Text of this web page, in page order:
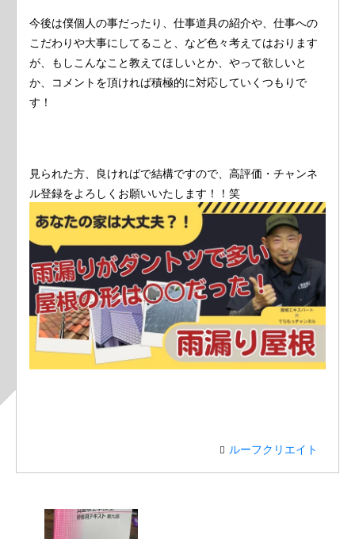
今後は僕個人の事だったり、仕事道具の紹介や、仕事への
こだわりや大事にしてること、など色々考えてはおります
が、もしこんなこと教えてほしいとか、やって欲しいと
か、コメントを頂ければ積極的に対応していくつもりで
す！
見られた方、良ければで結構ですので、高評価・チャンネ
ル登録をよろしくお願いいたします！！笑
ルーフクリエイト